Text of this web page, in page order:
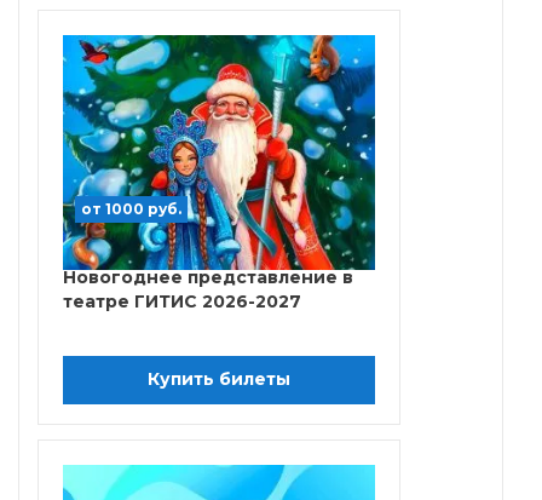
от 1000 руб.
Новогоднее представление в
театре ГИТИС 2026-2027
Купить билеты